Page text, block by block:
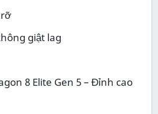
giật lag
8 Elite Gen 5 – Đỉnh cao